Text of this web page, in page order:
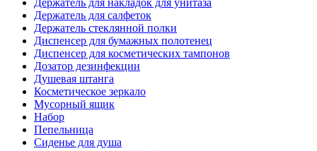
Держатель для накладок для унитаза
Держатель для салфеток
Держатель стеклянной полки
Диспенсер для бумажных полотенец
Диспенсер для косметических тампонов
Дозатор дезинфекции
Душевая штанга
Косметическое зеркало
Мусорный ящик
Набор
Пепельница
Сиденье для душа